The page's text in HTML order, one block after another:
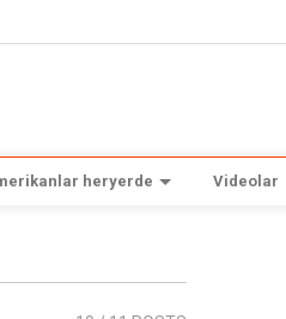
heryerde Videolar